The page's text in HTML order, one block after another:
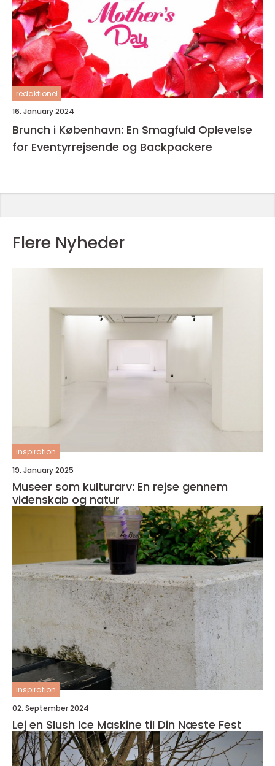
redaktionel
16. January 2024
Brunch i København: En Smagfuld Oplevelse
for Eventyrrejsende og Backpackere
Flere Nyheder
inspiration
19. January 2025
Museer som kulturarv: En rejse gennem
videnskab og natur
inspiration
02. September 2024
Lej en Slush Ice Maskine til Din Næste Fest